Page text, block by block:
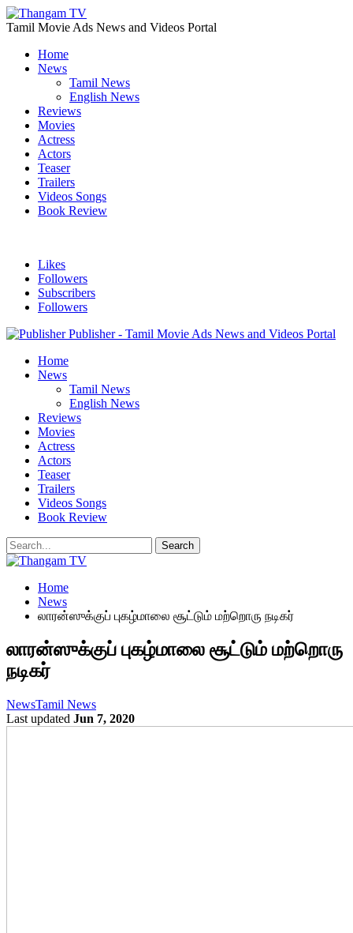
Tamil Movie Ads News and Videos Portal
Home
News
Tamil News
English News
Reviews
Movies
Actress
Actors
Teaser
Trailers
Videos Songs
Book Review
Likes
Followers
Subscribers
Followers
Publisher - Tamil Movie Ads News and Videos Portal
Home
News
Tamil News
English News
Reviews
Movies
Actress
Actors
Teaser
Trailers
Videos Songs
Book Review
Home
News
லாரன்ஸுக்குப் புகழ்மாலை சூட்டும் மற்றொரு நடிகர்
லாரன்ஸுக்குப் புகழ்மாலை சூட்டும் மற்றொரு
நடிகர்
NewsTamil News
Last updated Jun 7, 2020